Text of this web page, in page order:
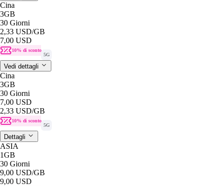
Cina
3GB
30 Giorni
2,33 USD/GB
7,00 USD
10% di sconto
5G
Vedi dettagli
Cina
3GB
30 Giorni
7,00 USD
2,33 USD/GB
10% di sconto
5G
Dettagli
ASIA
1GB
30 Giorni
9,00 USD/GB
9,00 USD